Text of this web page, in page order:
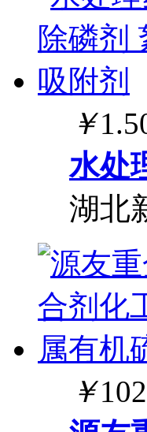
￥
水处
湖北
￥